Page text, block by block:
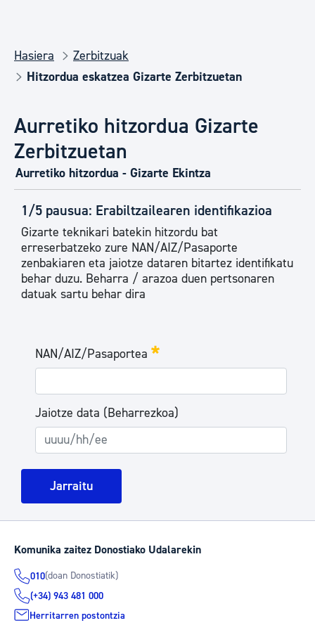
Hasiera
Zerbitzuak
Hitzordua eskatzea Gizarte Zerbitzuetan
Aurretiko hitzordua Gizarte
Zerbitzuetan
Aurretiko hitzordua - Gizarte Ekintza
1/5 pausua: Erabiltzailearen identifikazioa
Gizarte teknikari batekin hitzordu bat
erreserbatzeko zure NAN/AIZ/Pasaporte
zenbakiaren eta jaiotze dataren bitartez identifikatu
behar duzu. Beharra / arazoa duen pertsonaren
datuak sartu behar dira
Evita-ClientePortlet
NAN/AIZ/Pasaportea
Beharrezkoa
Jaiotze data (Beharrezkoa)
Jarraitu
Komunika zaitez Donostiako Udalarekin
010(doan Donostiatik)
(+34) 943 481 000
Herritarren postontzia